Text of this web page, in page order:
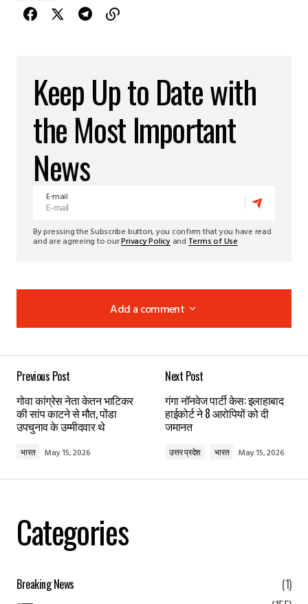
Keep Up to Date with
the Most Important
News
E-mail
By pressing the Subscribe button, you confirm that you have read
and are agreeing to ourPrivacy Policyand Terms of Use
Add a comment
Add a comment
fields are marked*
Your Name*
Previous Post
गोवा कांग्रेस नेता केतन भाटिकर
की सांप काटने से मौत, पोंडा
उपचुनाव के उम्मीदवार थे
भारत May 15, 2026
Next Post
गंगा नॉनवेज पार्टी केस: इलाहाबाद
हाईकोर्ट ने 8 आरोपियों को दी
जमानत
उत्तर प्रदेश भारत May 15, 2026
Categories
Breaking News
(1)